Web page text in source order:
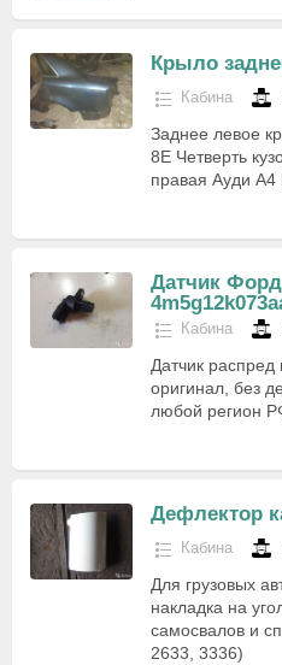
Крыло
Кабина
Заднее левое
8Е Четверть
правая Ауди
Датчик
Кабина
Датчик
оригинал, без
любой регион
Дефлектор
Кабина
Для грузовых
накладка на
самосвалов и
2633, 3336)